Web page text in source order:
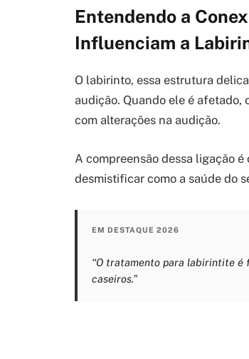
Entendendo a
Influenciam a
O labirinto, essa estrutura
audição. Quando ele é afetado,
com alterações na audição.
A compreensão dessa ligação
desmistificar como a saúde do
EM DESTAQUE 2026
“O tratamento para labirintite é
caseiros.”